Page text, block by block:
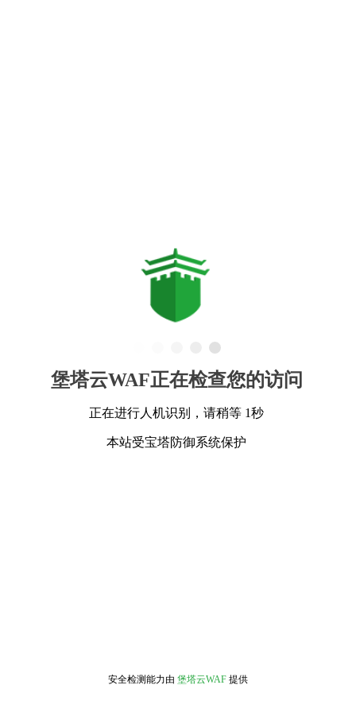
堡塔云WAF正在检查您的访问
正在进行人机识别，请稍等 1秒
本站受宝塔防御系统保护
安全检测能力由 堡塔云WAF 提供